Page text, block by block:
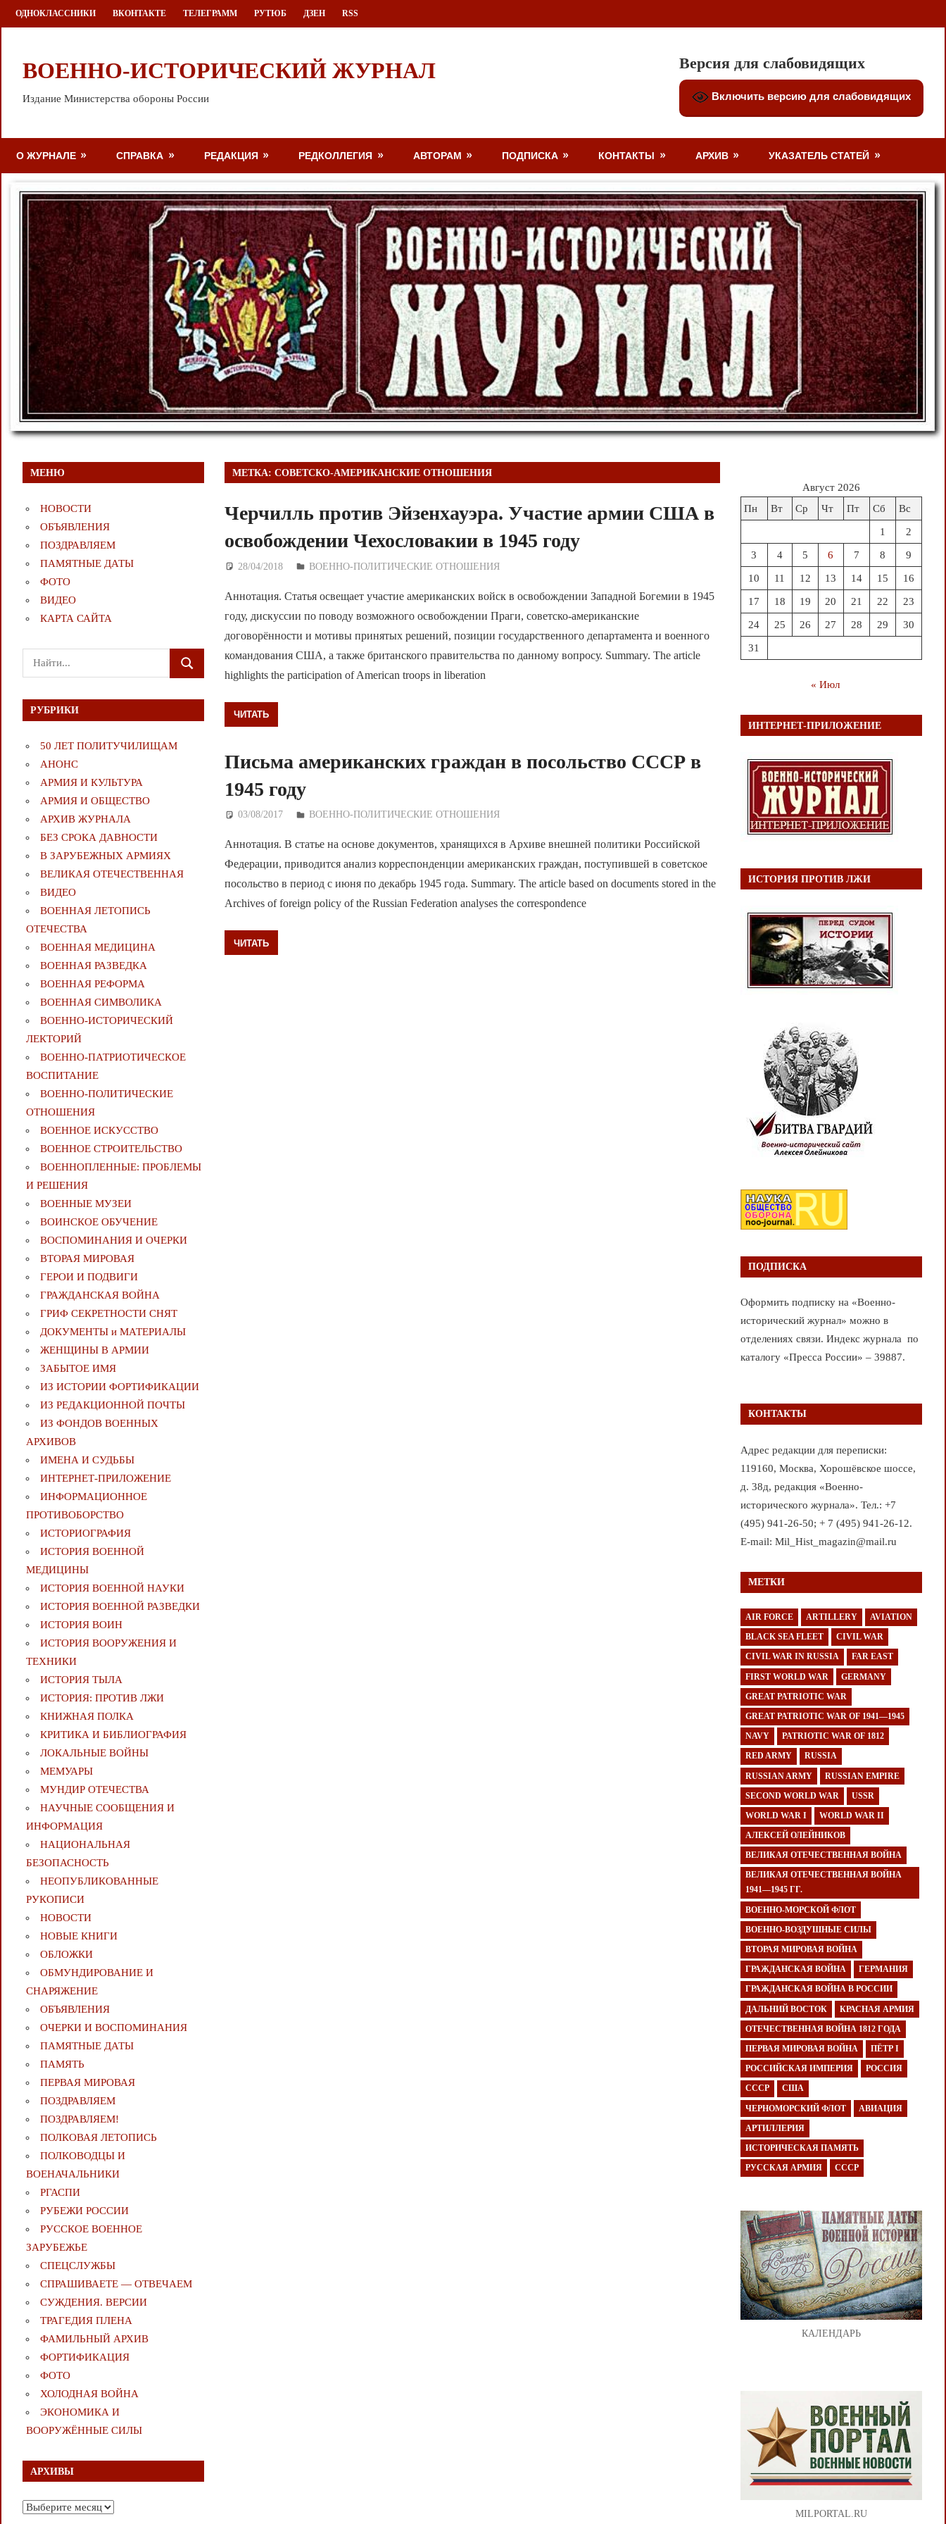
Перейти
к
ОДНОКЛАССНИКИ ВКОНТАКТЕ ТЕЛЕГРАММ РУТЮБ ДЗЕН RSS
ВОЕННО-ИСТОРИЧЕСКИЙ ЖУРНАЛ
Издание Министерства обороны России
Версия для слабовидящих
Включить версию для слабовидящих
О ЖУРНАЛЕ СПРАВКА РЕДАКЦИЯ РЕДКОЛЛЕГИЯ АВТОРАМ ПОДПИСКА КОНТАКТЫ АРХИВ УКАЗАТЕЛЬ СТАТЕЙ
МЕТКА:СОВЕТСКО-АМЕРИКАНСКИЕ ОТНОШЕНИЯ
Черчилль против Эйзенхауэра. Участие армии США в
освобождении Чехословакии в 1945 году
28/04/2018 Дежурный по Редакции
ВОЕННО-ПОЛИТИЧЕСКИE ОТНОШЕНИЯ
Аннотация. Статья освещает участие американских войск в освобождении Западной Богемии в 1945
году, дискуссии по поводу возможного освобождении Праги, советско-американские
договорённости и мотивы принятых решений, позиции государственного департамента и военного
командования США, а также британского правительства по данному вопросу. Summary. The article
highlights the participation of American troops in liberation
ЧИТАТЬ
Письма американских граждан в посольство СССР в
1945 году
03/08/2017 Дежурный по Редакции
ВОЕННО-ПОЛИТИЧЕСКИE ОТНОШЕНИЯ
Аннотация. В статье на основе документов, хранящихся в Архиве внешней политики Российской
Федерации, приводится анализ корреспонденции американских граждан, поступившей в советское
посольство в период с июня по декабрь 1945 года. Summary. The article based on documents stored in the
Archives of foreign policy of the Russian Federation analyses the correspondence
ЧИТАТЬ
МЕНЮ
НОВОСТИ
ОБЪЯВЛЕНИЯ
ПОЗДРАВЛЯЕМ
ПАМЯТНЫЕ ДАТЫ
ФОТО
ВИДЕО
КАРТА САЙТА
Поиск
для:
ПОИСК
РУБРИКИ
50 ЛЕТ ПОЛИТУЧИЛИЩАМ
АНОНС
АРМИЯ И КУЛЬТУРА
АРМИЯ И ОБЩЕСТВО
АРХИВ ЖУРНАЛА
БЕЗ СРОКА ДАВНОСТИ
В ЗАРУБЕЖНЫХ АРМИЯХ
ВЕЛИКАЯ ОТЕЧЕСТВЕННАЯ
ВИДЕО
ВОЕННАЯ ЛЕТОПИСЬ
ОТЕЧЕСТВА
ВОЕННАЯ МЕДИЦИНА
ВОЕННАЯ РАЗВЕДКА
ВОЕННАЯ РЕФОРМА
ВОЕННАЯ СИМВОЛИКА
ВОЕННО-ИСТОРИЧЕСКИЙ
ЛЕКТОРИЙ
ВОЕННО-ПАТРИОТИЧЕСКОЕ
ВОСПИТАНИЕ
ВОЕННО-ПОЛИТИЧЕСКИE
ОТНОШЕНИЯ
ВОЕННОЕ ИСКУССТВО
ВОЕННОЕ СТРОИТЕЛЬСТВО
ВОЕННОПЛЕННЫЕ: ПРОБЛЕМЫ
И РЕШЕНИЯ
ВОЕННЫЕ МУЗЕИ
ВОИНСКОЕ ОБУЧЕНИЕ
ВОСПОМИНАНИЯ И ОЧЕРКИ
ВТОРАЯ МИРОВАЯ
ГЕРОИ И ПОДВИГИ
ГРАЖДАНСКАЯ ВОЙНА
ГРИФ СЕКРЕТНОСТИ СНЯТ
ДОКУМЕНТЫ и МАТЕРИАЛЫ
ЖЕНЩИНЫ В АРМИИ
ЗАБЫТОЕ ИМЯ
ИЗ ИСТОРИИ ФОРТИФИКАЦИИ
ИЗ РЕДАКЦИОННОЙ ПОЧТЫ
ИЗ ФОНДОВ ВОЕННЫХ
АРХИВОВ
ИМЕНА И СУДЬБЫ
ИНТЕРНЕТ-ПРИЛОЖЕНИЕ
ИНФОРМАЦИОННОЕ
ПРОТИВОБОРСТВО
ИСТОРИОГРАФИЯ
ИСТОРИЯ ВОЕННОЙ
МЕДИЦИНЫ
ИСТОРИЯ ВОЕННОЙ НАУКИ
ИСТОРИЯ ВОЕННОЙ РАЗВЕДКИ
ИСТОРИЯ ВОИН
ИСТОРИЯ ВООРУЖЕНИЯ И
ТЕХНИКИ
ИСТОРИЯ ТЫЛА
ИСТОРИЯ: ПРОТИВ ЛЖИ
КНИЖНАЯ ПОЛКА
КРИТИКА И БИБЛИОГРАФИЯ
ЛОКАЛЬНЫЕ ВОЙНЫ
МЕМУАРЫ
МУНДИР ОТЕЧЕСТВА
НАУЧНЫЕ СООБЩЕНИЯ И
ИНФОРМАЦИЯ
НАЦИОНАЛЬНАЯ
БЕЗОПАСНОСТЬ
НЕОПУБЛИКОВАННЫЕ
РУКОПИСИ
НОВОСТИ
НОВЫЕ КНИГИ
ОБЛОЖКИ
ОБМУНДИРОВАНИЕ И
СНАРЯЖЕНИЕ
ОБЪЯВЛЕНИЯ
ОЧЕРКИ И ВОСПОМИНАНИЯ
ПАМЯТНЫЕ ДАТЫ
ПАМЯТЬ
ПЕРВАЯ МИРОВАЯ
ПОЗДРАВЛЯЕМ
ПОЗДРАВЛЯЕМ!
ПОЛКОВАЯ ЛЕТОПИСЬ
ПОЛКОВОДЦЫ И
ВОЕНАЧАЛЬНИКИ
РГАСПИ
РУБЕЖИ РОССИИ
РУССКОЕ ВОЕННОЕ
ЗАРУБЕЖЬЕ
СПЕЦСЛУЖБЫ
СПРАШИВАЕТЕ — ОТВЕЧАЕМ
СУЖДЕНИЯ. ВЕРСИИ
ТРАГЕДИЯ ПЛЕНА
ФАМИЛЬНЫЙ АРХИВ
ФОРТИФИКАЦИЯ
ФОТО
ХОЛОДНАЯ ВОЙНА
ЭКОНОМИКА И
ВООРУЖЁННЫЕ СИЛЫ
АРХИВЫ
Архивы
Август 2026
Пн
Вт Ср Чт Пт Сб Вс
1 2
3 4 5 6 7 8 9
10 11 12 13 14 15 16
17 18 19 20 21 22 23
24 25 26 27 28 29 30
31
« Июл
ИНТЕРНЕТ-ПРИЛОЖЕНИЕ
ИСТОРИЯ ПРОТИВ ЛЖИ
ПОДПИСКА
Оформить подписку на «Военно-
исторический журнал» можно в
отделениях связи. Индекс журнала по
каталогу «Пресса России» – 39887.
КОНТАКТЫ
Адрес редакции для переписки:
119160, Москва, Хорошёвское шоссе,
д. 38д, редакция «Военно-
исторического журнала». Тел.: +7
(495) 941-26-50; + 7 (495) 941-26-12.
E-mail: Mil_Hist_magazin@mail.ru
МЕТКИ
AIR FORCE ARTILLERY AVIATION
BLACK SEA FLEET CIVIL WAR
CIVIL WAR IN RUSSIA FAR EAST
FIRST WORLD WAR GERMANY
GREAT PATRIOTIC WAR
GREAT PATRIOTIC WAR OF 1941—1945
NAVY PATRIOTIC WAR OF 1812
RED ARMY RUSSIA
RUSSIAN ARMY RUSSIAN EMPIRE
SECOND WORLD WAR USSR
WORLD WAR I WORLD WAR II
АЛЕКСЕЙ ОЛЕЙНИКОВ
ВЕЛИКАЯ ОТЕЧЕСТВЕННАЯ ВОЙНА
ВЕЛИКАЯ ОТЕЧЕСТВЕННАЯ ВОЙНА
1941—1945 ГГ.
ВОЕННО-МОРСКОЙ ФЛОТ
ВОЕННО-ВОЗДУШНЫЕ СИЛЫ
ВТОРАЯ МИРОВАЯ ВОЙНА
ГРАЖДАНСКАЯ ВОЙНА ГЕРМАНИЯ
ГРАЖДАНСКАЯ ВОЙНА В РОССИИ
ДАЛЬНИЙ ВОСТОК КРАСНАЯ АРМИЯ
ОТЕЧЕСТВЕННАЯ ВОЙНА 1812 ГОДА
ПЕРВАЯ МИРОВАЯ ВОЙНА ПЁТР I
РОССИЙСКАЯ ИМПЕРИЯ РОССИЯ
СССР США
ЧЕРНОМОРСКИЙ ФЛОТ АВИАЦИЯ
АРТИЛЛЕРИЯ
ИСТОРИЧЕСКАЯ ПАМЯТЬ
РУССКАЯ АРМИЯ СССР
КАЛЕНДАРЬ
MILPORTAL.RU